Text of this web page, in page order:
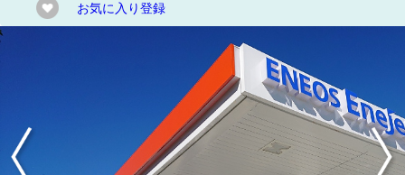
お気に入り登録